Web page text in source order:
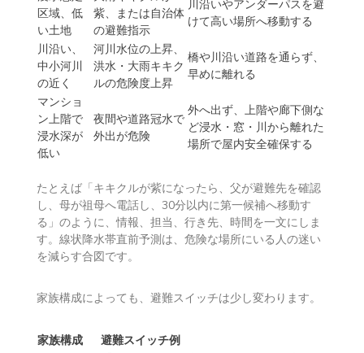
土砂災害
警戒区
域、崖の
近く
土砂キキクルが
紫、またはレベル
4土砂災害危険警
報
明るいうちに区域外の避難
浸水想定
区域、低
い土地
大雨キキクルが
の避難指示
けて高い場所へ移動する
川沿い、
中小河川
河川水位の上昇、
橋や川沿い道路を通らず、
マンショ
ン上階で
浸水深が
低い
夜間や道路冠水で
外出が危険
外へ出ず、上階や廊下側な
ど浸水・窓・川から離れた
場所で屋内安全確保する
し、母が祖母へ電話し、30分以内に第一候補へ移動す
る」のように、情報、担当、行き先、時間を一文にしま
を減らす合図です。